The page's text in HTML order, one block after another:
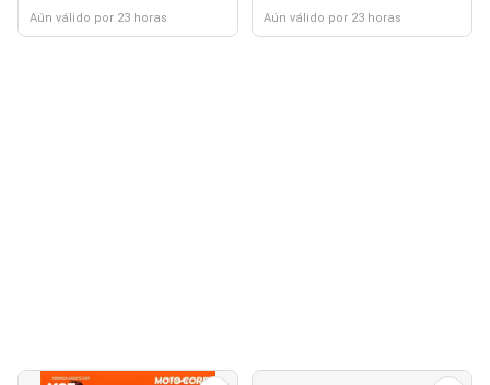
Aún válido por 23 horas Aún válido por 23 horas